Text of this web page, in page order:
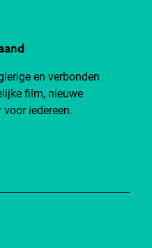
en verbonden
film, nieuwe
iedereen.